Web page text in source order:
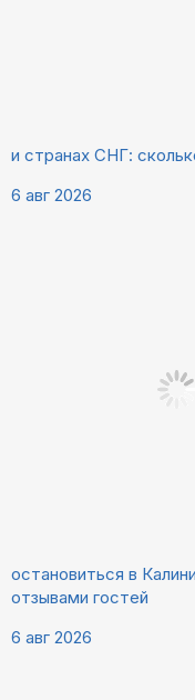
и странах СНГ:
6 авг 2026
остановиться в
отзывами гостей
6 авг 2026